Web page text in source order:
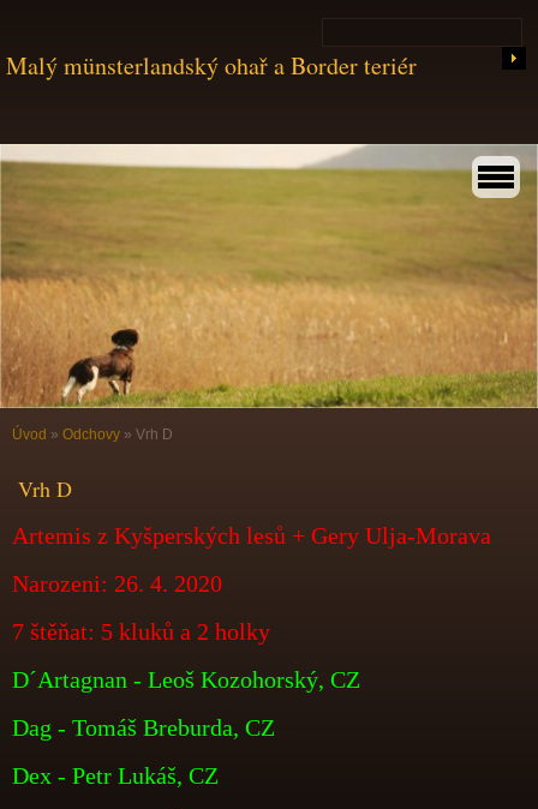
Malý münsterlandský ohař a Border teriér
Úvod » Odchovy » Vrh D
Vrh D
Artemis z Kyšperských lesů + Gery Ulja-Morava
Narozeni: 26. 4. 2020
7 štěňat: 5 kluků a 2 holky
D´Artagnan - Leoš Kozohorský, CZ
Dag - Tomáš Breburda, CZ
Dex - Petr Lukáš, CZ